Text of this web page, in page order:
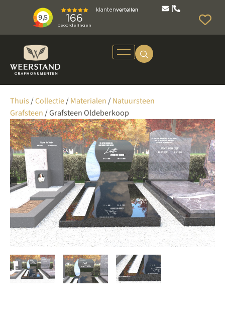
Thuis/Collectie/Materialen/Natuursteen
Grafsteen/ Grafsteen Oldeberkoop